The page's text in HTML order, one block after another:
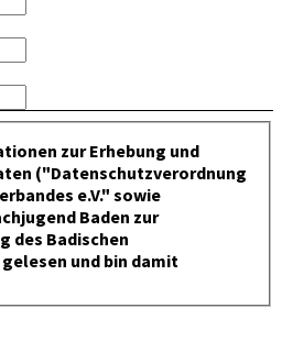
zur Erhebung und
("Datenschutzverordnung
e.V." sowie
Baden zur
des Badischen
und bin damit